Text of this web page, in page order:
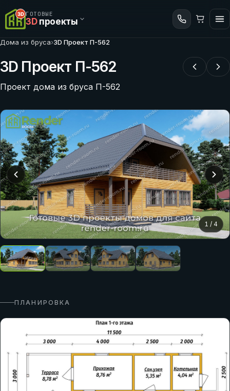
ГОТОВЫЕ
3Dпроекты
Дома из бруса›3D Проект П-562
3D Проект П-562
Проект дома из бруса П-562
1 / 4
ПЛАНИРОВКА